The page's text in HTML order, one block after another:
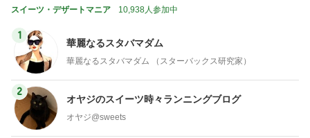
スイーツ・デザートマニア 10,938人参加中
1
華麗なるスタバマダム
華麗なるスタバマダム （スターバックス研究家）
2
オヤジのスイーツ時々ランニングブログ
オヤジ@sweets